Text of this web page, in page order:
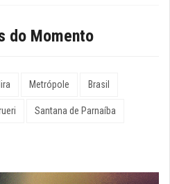
do Momento
Metrópole Brasil
Santana de Parnaíba